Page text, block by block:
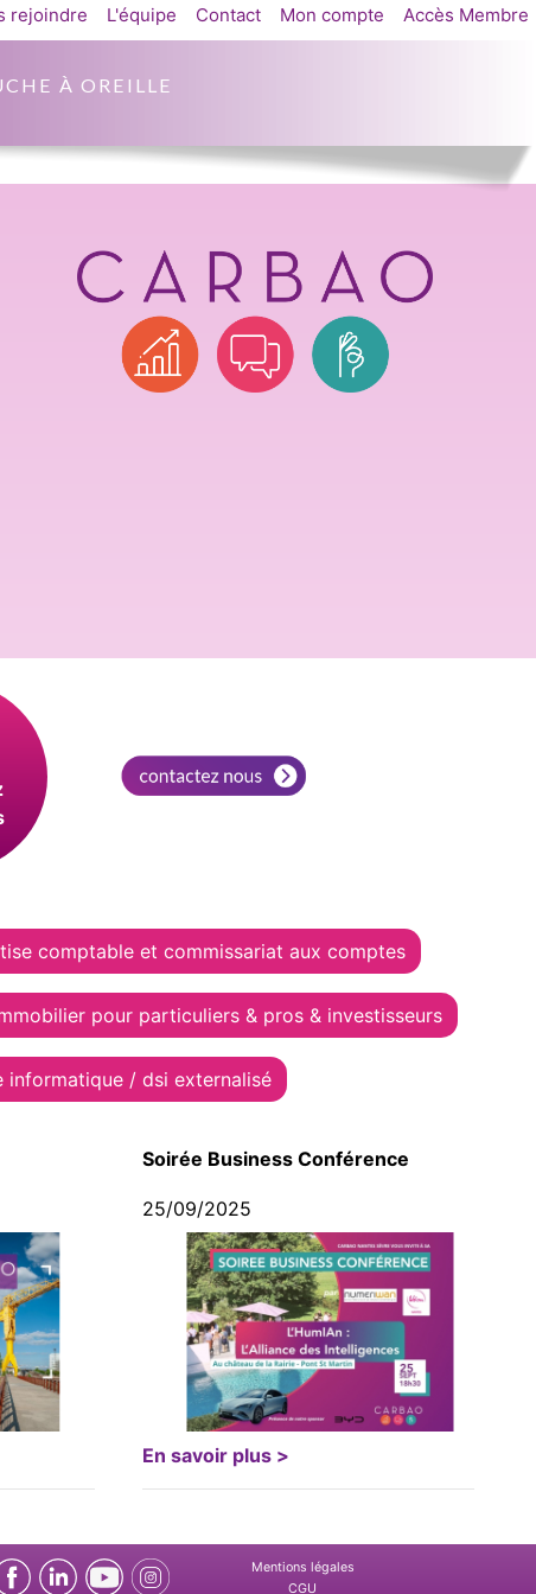
À OREILLE
rejoindre L'équipe Contact Mon compte Accès Membre
comptable et commissariat aux comptes
pour particuliers & pros & investisseurs
informatique / dsi externalisé
Soirée Business Conférence
25/09/2025
En savoir plus >
Mentions légales
CGU